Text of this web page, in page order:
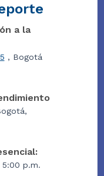
a la
, Bogotá
5:00 p.m.